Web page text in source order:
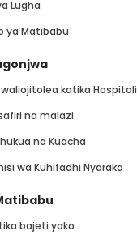
Lugha
ya Matibabu
katika Hospitali
na malazi
na Kuacha
wa Kuhifadhi Nyaraka
bajeti yako